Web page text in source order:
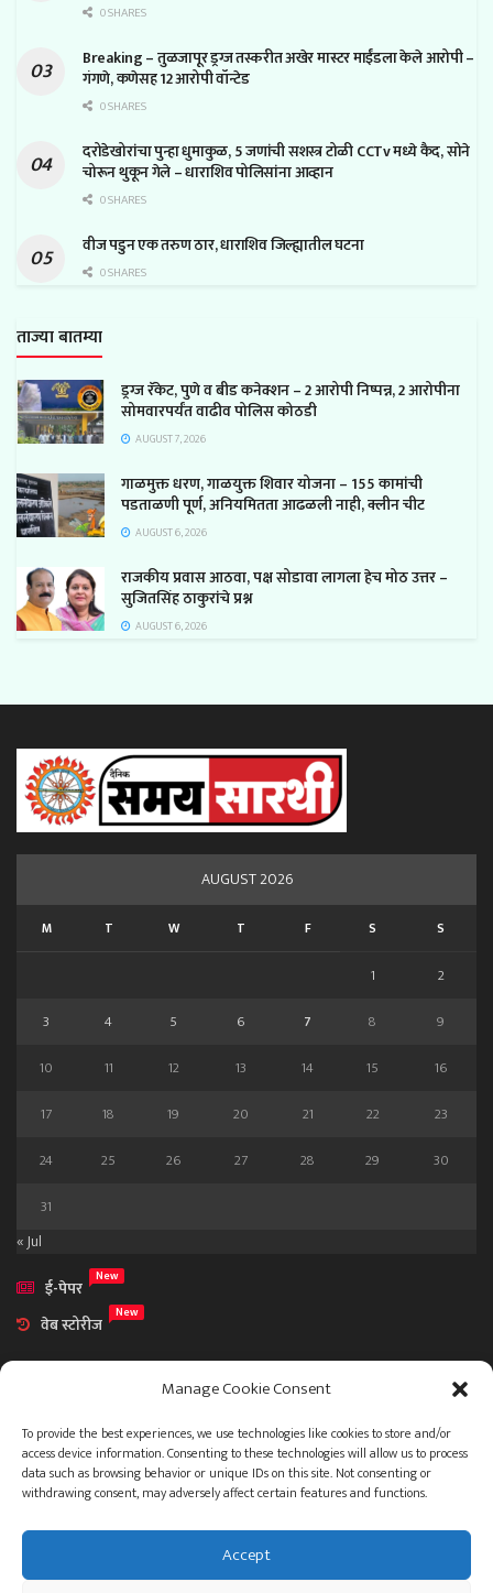
Manage Cookie Consent
To provide the best experiences, we use technologies like cookies to store and/or
access device information. Consenting to these technologies will allow us to process
data such as browsing behavior or unique IDs on this site. Not consenting or
withdrawing consent, may adversely affect certain features and functions.
Accept
0 SHARES
Breaking – तुळजापूर ड्रग्ज तस्करीत अखेर मास्टर माईंडला केले आरोपी –
गंगणे, कणेसह 12 आरोपी वॉन्टेड
0 SHARES
दरोडेखोरांचा पुन्हा धुमाकुळ, 5 जणांची सशस्त्र टोळी CCTv मध्ये कैद, सोने
चोरून थुकून गेले – धाराशिव पोलिसांना आव्हान
0 SHARES
वीज पडुन एक तरुण ठार, धाराशिव जिल्ह्यातील घटना
0 SHARES
ताज्या बातम्या
ड्रग्ज रॅकेट, पुणे व बीड कनेक्शन – 2 आरोपी निष्पन्न, 2 आरोपीना
सोमवारपर्यंत वाढीव पोलिस कोठडी
AUGUST 7, 2026
गाळमुक्त धरण, गाळयुक्त शिवार योजना – 155 कामांची
पडताळणी पूर्ण, अनियमितता आढळली नाही, क्लीन चीट
AUGUST 6, 2026
राजकीय प्रवास आठवा, पक्ष सोडावा लागला हेच मोठ उत्तर –
सुजितसिंह ठाकुरांचे प्रश्न
AUGUST 6, 2026
AUGUST 2026
M T W T F S S
1
2
3
4 5 6 7 8
9
10
11 12 13 14 15
16
17
18 19 20 21 22
23
24
25 26 27 28 29
30
31
« Jul
ई-पेपर
New
वेब स्टोरीज New
आमच्या विषयी
संपर्क